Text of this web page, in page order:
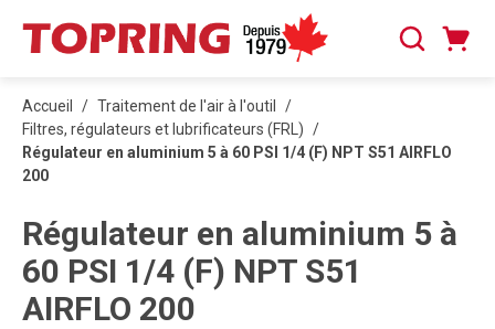
PASSER AU CONTENU PRINCIPAL
Recherche
Accueil / Traitement de l'air à l'outil
/
Filtres, régulateurs et lubrificateurs (FRL) /
Régulateur en aluminium 5 à 60 PSI 1/4 (F) NPT S51 AIRFLO
200
Régulateur en aluminium 5 à
60 PSI 1/4 (F) NPT S51
AIRFLO 200